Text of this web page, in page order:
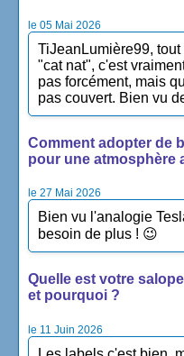
le 05 Mai 2026
TiJeanLumière99,
"cat nat", c'est
pas forcément, mais
pas couvert. Bien vu
Comment adopter de
pour une atmosphère
le 27 Mai 2026
Bien vu l'analogie
besoin de plus ! 😉
Quelle est votre
et pourquoi ?
le 11 Juin 2026